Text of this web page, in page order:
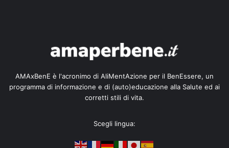
AMAxBenE è l'acronimo di AliMentAzione per il BenEssere, un
programma di informazione e di (auto)educazione alla Salute ed ai
corretti stili di vita.
Scegli lingua: